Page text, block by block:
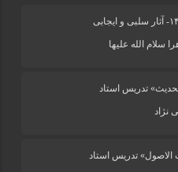
درس اخلاق -۸آذر۱۴۰۲- آثار سلبی و ایجابی
الله علیها
تدریس استاد
نژاد
تدریس استاد